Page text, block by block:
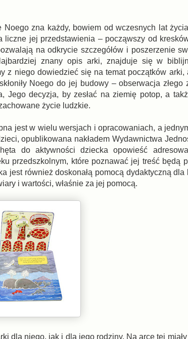
Noego zna każdy, bowiem od wczesnych lat
liczne jej przedstawienia – począwszy od
na odkrycie szczegółów i poszerzenie
znany opis arki, znajduje się w
z niego dowiedzieć się na temat początków arki,
Noego do jej budowy – obserwacja złego
Jego decyzja, by zesłać na ziemię potop, a
życie ludzkie.
jest w wielu wersjach i opracowaniach, a
opublikowana nakładem Wydawnictwa
do aktywności dziecka opowieść
przedszkolnym, które poznawać jej treść będą
jest również doskonałą pomocą dydaktyczną dla
i wartości, właśnie za jej pomocą.
dla niego, jak i dla jego rodziny. Na arce tej